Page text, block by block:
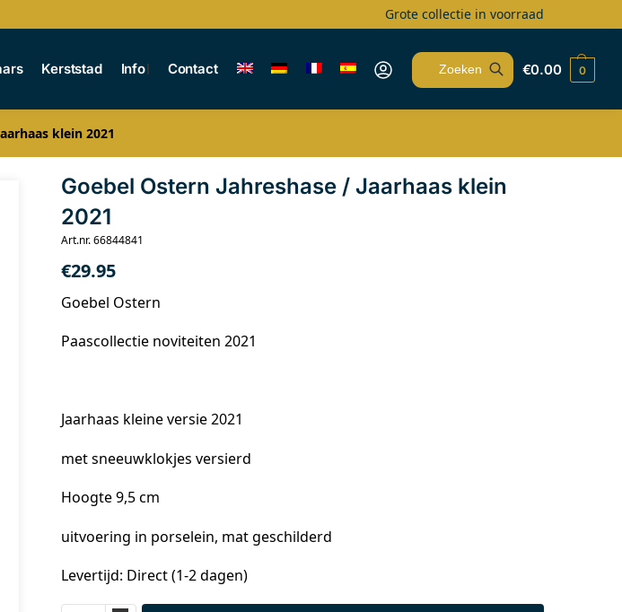
Grote collectie in voorraad
Kerststad Info Contact €0.00 0
klein 2021
Goebel Ostern Jahreshase / Jaarhaas klein
2021
Art.nr. 66844841
€29.95
Goebel Ostern
Paascollectie noviteiten 2021
Jaarhaas kleine versie 2021
met sneeuwklokjes versierd
Hoogte 9,5 cm
uitvoering in porselein, mat geschilderd
Levertijd: Direct (1-2 dagen)